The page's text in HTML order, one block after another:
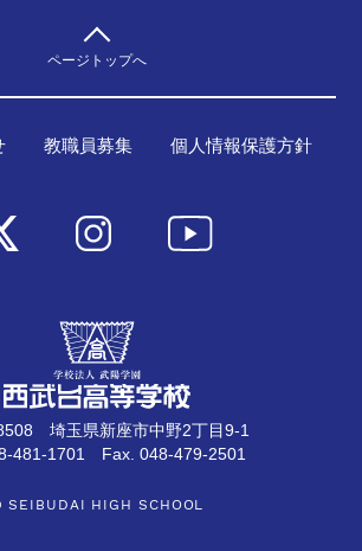
ページトップへ
教職員募集 個人情報保護方針
埼玉県新座市中野2丁目9-1
481-1701 Fax. 048-479-2501
SEIBUDAI HIGH SCHOOL